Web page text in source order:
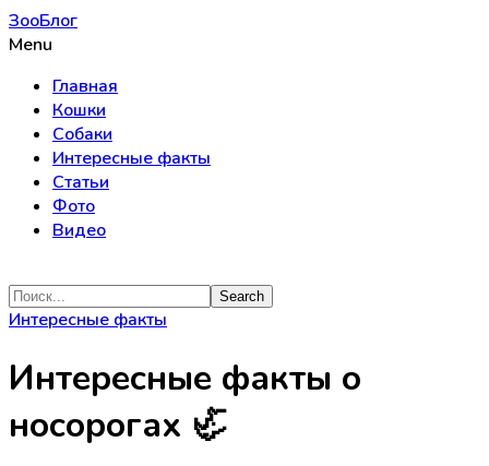
ЗооБлог
Menu
Главная
Кошки
Собаки
Интересные факты
Статьи
Фото
Видео
Интересные факты
Интересные факты о
носорогах 🦏